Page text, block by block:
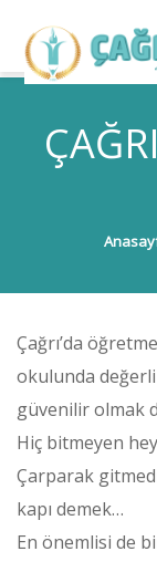
Çağrı’da
okulunda
güvenilir olmak
Hiç bitmeyen
Çarparak
kapı demek…
En önemlisi de